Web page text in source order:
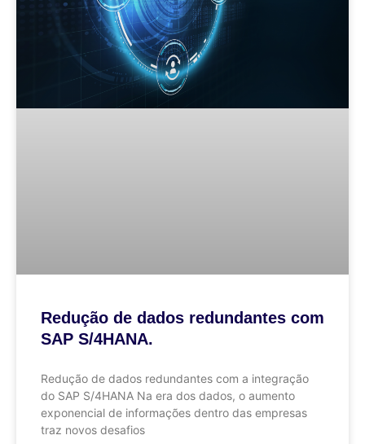
Redução de dados redundantes com
SAP S/4HANA.
Redução de dados redundantes com a integração
do SAP S/4HANA Na era dos dados, o aumento
exponencial de informações dentro das empresas
traz novos desafios